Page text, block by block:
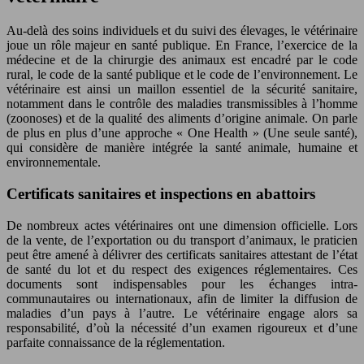
Au-delà des soins individuels et du suivi des élevages, le vétérinaire
joue un rôle majeur en santé publique. En France, l’exercice de la
médecine et de la chirurgie des animaux est encadré par le code
rural, le code de la santé publique et le code de l’environnement. Le
vétérinaire est ainsi un maillon essentiel de la sécurité sanitaire,
notamment dans le contrôle des maladies transmissibles à l’homme
(zoonoses) et de la qualité des aliments d’origine animale. On parle
de plus en plus d’une approche « One Health » (Une seule santé),
qui considère de manière intégrée la santé animale, humaine et
environnementale.
Certificats sanitaires et inspections en abattoirs
De nombreux actes vétérinaires ont une dimension officielle. Lors
de la vente, de l’exportation ou du transport d’animaux, le praticien
peut être amené à délivrer des certificats sanitaires attestant de l’état
de santé du lot et du respect des exigences réglementaires. Ces
documents sont indispensables pour les échanges intra-
communautaires ou internationaux, afin de limiter la diffusion de
maladies d’un pays à l’autre. Le vétérinaire engage alors sa
responsabilité, d’où la nécessité d’un examen rigoureux et d’une
parfaite connaissance de la réglementation.